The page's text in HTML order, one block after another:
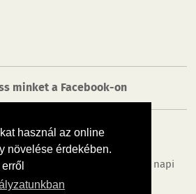
használ az online
növelése érdekében.
minket a Facebook-on
Hírek, programok, képek, napi
ami Győr